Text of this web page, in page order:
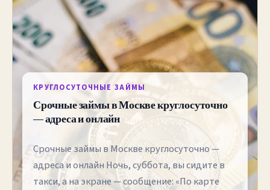
КРУГЛОСУТОЧНЫЕ ЗАЙМЫ
Срочные займы в Москве круглосуточно
— адреса и онлайн
Срочные займы в Москве круглосуточно —
адреса и онлайн Ночь, суббота, вы сидите в
такси, а на экране — сообщение: «По карте